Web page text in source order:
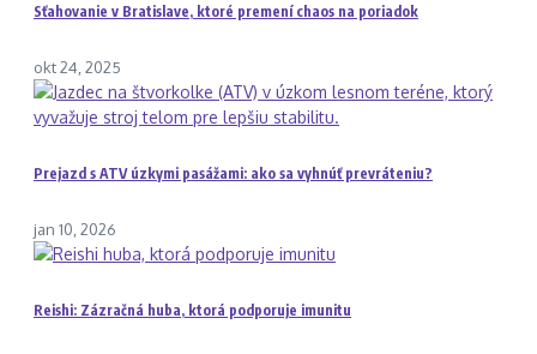
Sťahovanie v Bratislave, ktoré premení chaos na poriadok
okt 24, 2025
Prejazd s ATV úzkymi pasážami: ako sa vyhnúť prevráteniu?
jan 10, 2026
Reishi: Zázračná huba, ktorá podporuje imunitu